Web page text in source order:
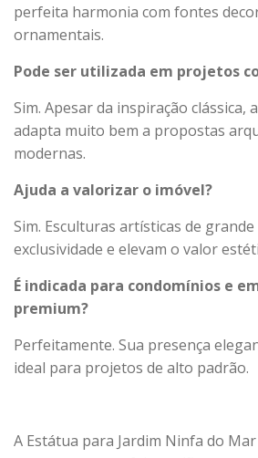
perfeita harmonia com fontes
ornamentais.
Pode ser utilizada em projetos
Sim. Apesar da inspiração clássica,
adapta muito bem a propostas
modernas.
Ajuda a valorizar o imóvel?
Sim. Esculturas artísticas de
exclusividade e elevam o valor
É indicada para condomínios e
premium?
Perfeitamente. Sua presença
ideal para projetos de alto padrão.
A Estátua para Jardim Ninfa do Mar